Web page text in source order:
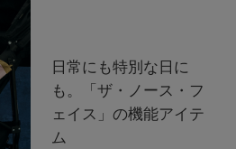
日常にも特別な日に
も。「ザ・ノース・フ
ェイス」の機能アイテ
ム